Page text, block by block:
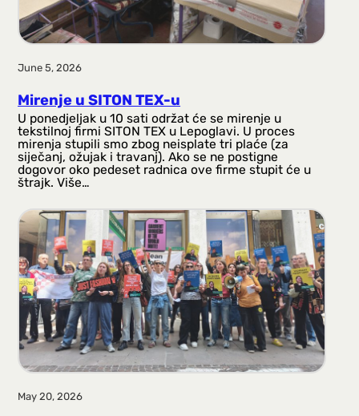
June 5, 2026
Mirenje u SITON TEX-u
U ponedjeljak u 10 sati održat će se mirenje u
tekstilnoj firmi SITON TEX u Lepoglavi. U proces
mirenja stupili smo zbog neisplate tri plaće (za
siječanj, ožujak i travanj). Ako se ne postigne
dogovor oko pedeset radnica ove firme stupit će u
štrajk. Više…
May 20, 2026